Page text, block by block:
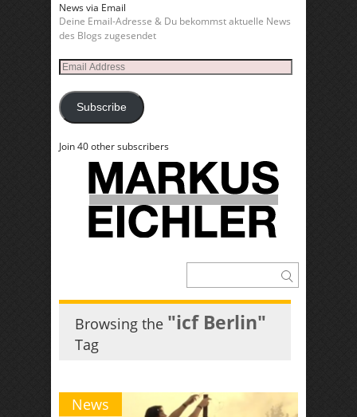
News via Email
Deine Email-Adresse & Du bekommst aktuelle News
des Blogs zugesendet
Email
Address
Subscribe
Join 40 other subscribers
Browsing the "icf Berlin"
Tag
News